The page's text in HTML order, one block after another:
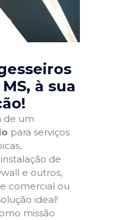
, à sua
de um
para serviços
de
e outros,
comercial ou
ideal!
missão